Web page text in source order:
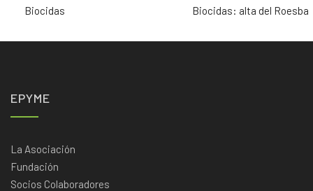
Biocidas Biocidas: alta del Roesba
EPYME
La Asociación
Fundación
Socios Colaboradores